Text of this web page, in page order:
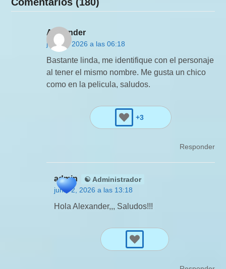
Alexander
junio 2, 2026 a las 06:18
Bastante linda, me identifique con el personaje
al tener el mismo nombre. Me gusta un chico
como en la pelicula, saludos.
+3
Responder
admin
☯ Administrador
junio 2, 2026 a las 13:18
Hola Alexander,,, Saludos!!!